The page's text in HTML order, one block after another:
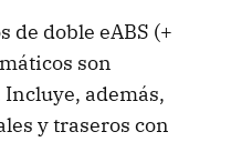
de doble eABS (+
son
además,
y traseros con